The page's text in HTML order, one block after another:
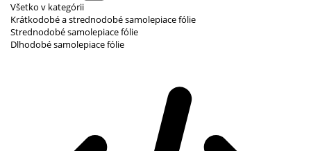
Všetko v kategórii
Krátkodobé a strednodobé samolepiace fólie
Strednodobé samolepiace fólie
Dlhodobé samolepiace fólie